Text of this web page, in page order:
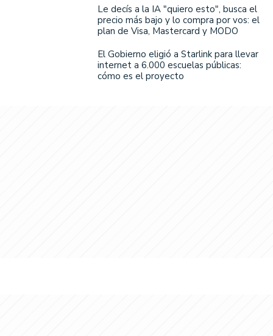
Le decís a la IA "quiero esto", busca el
precio más bajo y lo compra por vos: el
plan de Visa, Mastercard y MODO
El Gobierno eligió a Starlink para llevar
internet a 6.000 escuelas públicas:
cómo es el proyecto